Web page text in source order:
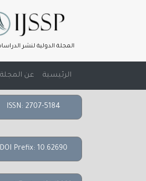
المجلة الدولية لنشر
الرئيسية عن المجلة
ISSN: 2707-5184
DOI Prefix: 10.62690